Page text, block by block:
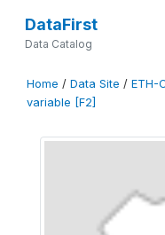
DataFirst
Data Catalog
Home / Data Site / ETH-
variable [F2]